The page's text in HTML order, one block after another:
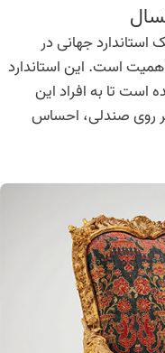
استاندارد جهانی در
است. این استاندارد
است تا به افراد این
روی صندلی، احساس